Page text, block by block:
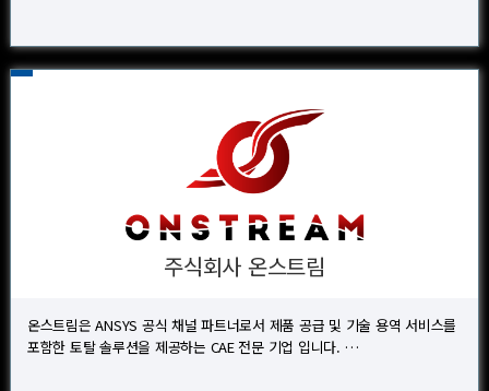
주식회사 온스트림
온스트림은 ANSYS 공식 채널 파트너로서 제품 공급 및 기술 용역 서비스를
포함한 토탈 솔루션을 제공하는 CAE 전문 기업 입니다. …